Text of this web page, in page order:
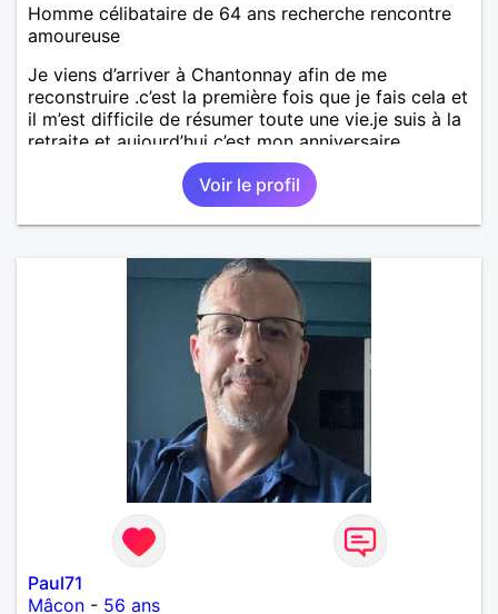
Homme célibataire de 64 ans recherche rencontre
amoureuse
Je viens d’arriver à Chantonnay afin de me
reconstruire .c’est la première fois que je fais cela et
il m’est difficile de résumer toute une vie.je suis à la
retraite et aujourd’hui c’est mon anniversaire
!J’aimerais rencontrer quelqu’un qui partage les
mêmes valeurs qui font de quelqu’un un être humain
Voir le profil
Paul71
Mâcon - 56 ans